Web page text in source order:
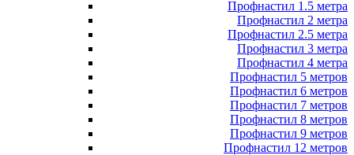
Профнастил 1.5 метра
Профнастил 2 метра
Профнастил 2.5 метра
Профнастил 3 метра
Профнастил 4 метра
Профнастил 5 метров
Профнастил 6 метров
Профнастил 7 метров
Профнастил 8 метров
Профнастил 9 метров
Профнастил 12 метров